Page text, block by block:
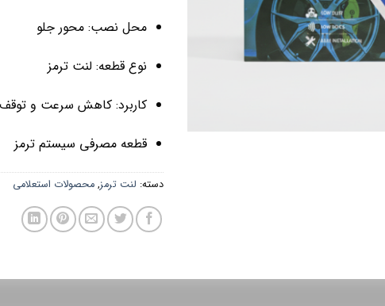
محل نصب: محور جلو
نوع قطعه: لنت ترمز
کاربرد: کاهش سرعت و
قطعه مصرفی سیستم ترمز
دسته: لنت ترمز, محصولات استعلامی